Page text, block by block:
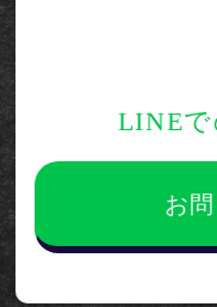
LINE
お